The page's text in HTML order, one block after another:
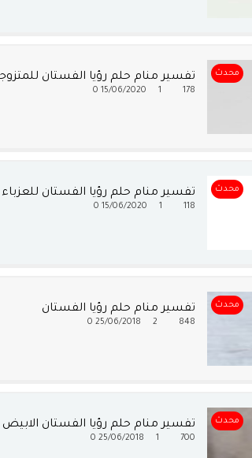
محدث تفسير منام حلم رؤيا الفستان
178
15/06/2020
0
محدث تفسير منام حلم رؤيا الفستان للعزباء
118
15/06/2020
0
محدث تفسير منام حلم رؤيا الفستان
848
25/06/2018
0
محدث تفسير منام حلم رؤيا الفستان الابيض
700
25/06/2018
0